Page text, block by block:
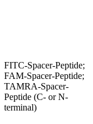
FITC-Spacer-Peptide;
FAM-Spacer-Peptide;
TAMRA-Spacer-
Peptide (C- or N-
terminal)